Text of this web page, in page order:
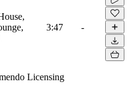
3:47 -
Licensing